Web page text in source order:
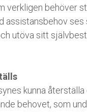
verkligen behöver
assistansbehov
utöva sitt
kunna
behovet, som